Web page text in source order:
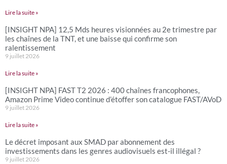
Lire la suite »
[INSIGHT NPA] 12,5 Mds heures visionnées au 2e trimestre par
les chaînes de la TNT, et une baisse qui confirme son
ralentissement
9 juillet 2026
Lire la suite »
[INSIGHT NPA] FAST T2 2026 : 400 chaînes francophones,
Amazon Prime Video continue d’étoffer son catalogue FAST/AVoD
9 juillet 2026
Lire la suite »
Le décret imposant aux SMAD par abonnement des
investissements dans les genres audiovisuels est-il illégal ?
9 juillet 2026